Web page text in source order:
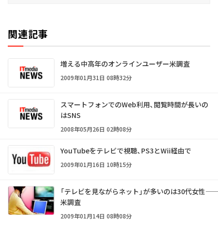
関連記事
増える中高年のオンラインユーザー――米調査
2009年01月31日 08時32分
スマートフォンでのWeb利用、閲覧時間が長いの
はSNS
2008年05月26日 02時08分
YouTubeをテレビで視聴、PS3とWii経由で
2009年01月16日 10時15分
「テレビを見ながらネット」が多いのは30代女性――
米調査
2009年01月14日 08時08分